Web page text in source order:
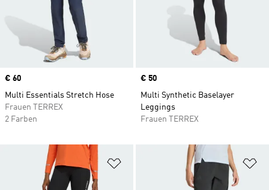
Price
€ 60
Multi Essentials Stretch Hose
Frauen TERREX
2 Farben
Price
€ 50
Multi Synthetic Baselayer
Leggings
Frauen TERREX
Zur Wunschliste hinzufügen